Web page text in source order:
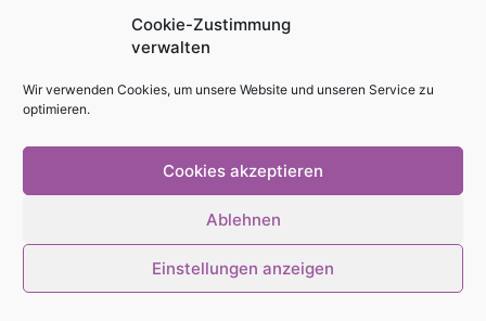
Cookie-Zustimmung
verwalten
Wir verwenden Cookies, um unsere Website und unseren Service zu
optimieren.
Cookies akzeptieren
Ablehnen
Einstellungen anzeigen
© Stadtmagazin tam.tam 2026